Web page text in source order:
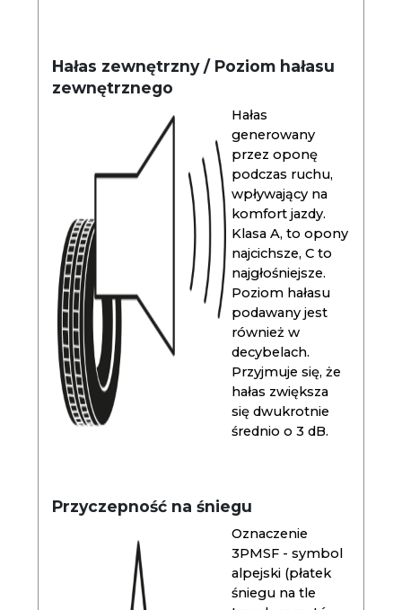
Hałas zewnętrzny / Poziom hałasu
zewnętrznego
Hałas
generowany
przez oponę
podczas ruchu,
wpływający na
komfort jazdy.
Klasa A, to opony
najcichsze, C to
najgłośniejsze.
Poziom hałasu
podawany jest
również w
decybelach.
Przyjmuje się, że
hałas zwiększa
się dwukrotnie
średnio o 3 dB.
Przyczepność na śniegu
Oznaczenie
3PMSF - symbol
alpejski (płatek
śniegu na tle